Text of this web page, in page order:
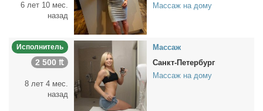
6 лет 10 мес.
назад
Массаж на дому
Исполнитель
2 500 ₶
8 лет 4 мес.
назад
Мас­саж
Санкт-Петербург
Массаж на дому